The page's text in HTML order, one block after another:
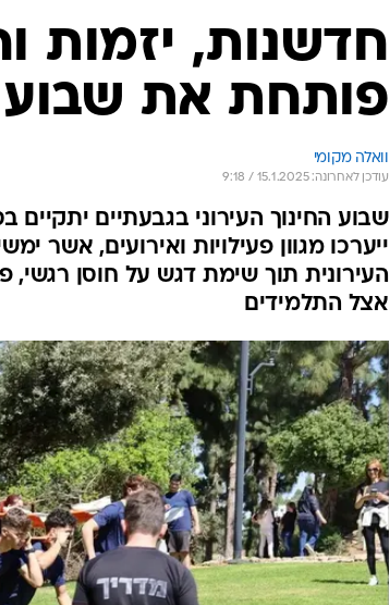
חדשנות, יזמות
פותחת את שבוע
וואלה מקומי
עודכן לאחרונה: 15.1.2025 / 9:18
שבוע החינוך העירוני בגבעתיים יתקיים
ייערכו מגוון פעילויות ואירועים, אשר
העירונית תוך שימת דגש על חוסן רגשי,
אצל התלמידים